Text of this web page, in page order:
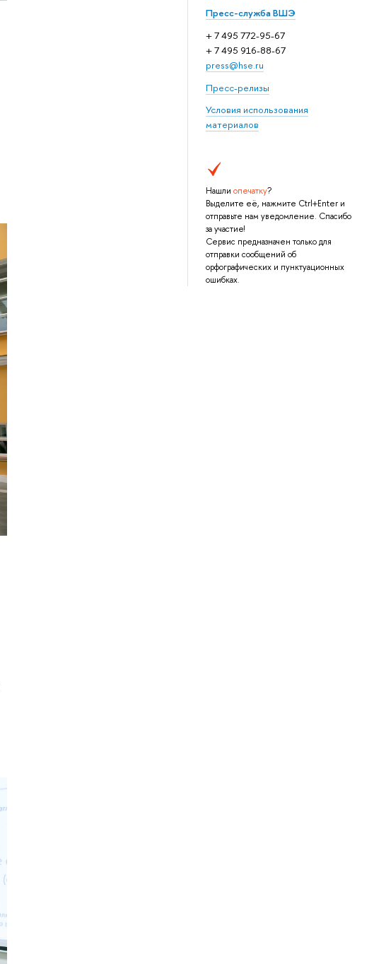
Пресс-служба ВШЭ
+ 7 495 772-95-67
+ 7 495 916-88-67
press@hse.ru
Пресс-релизы
Условия использования
материалов
Нашли опечатку?
Выделите её, нажмите Ctrl+Enter и
отправьте нам уведомление. Спасибо
за участие!
Сервис предназначен только для
отправки сообщений об
орфографических и пунктуационных
ошибках.